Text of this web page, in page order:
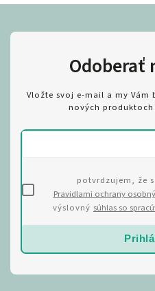
Odoberať
Vložte svoj e-mail a my Vám
nových produktoch
potvrdzujem, že
Pravidlami ochrany
výslovný súhlas so